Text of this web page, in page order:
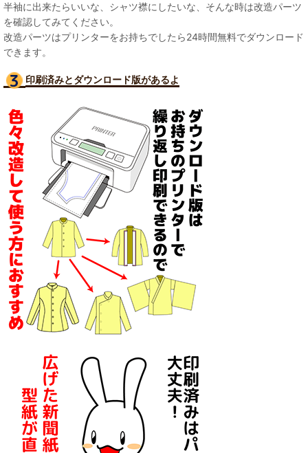
半袖に出来たらいいな、シャツ襟にしたいな、そんな時は改造パーツ
を確認してみてください。
改造パーツはプリンターをお持ちでしたら24時間無料でダウンロード
できます。
印刷済みとダウンロード版があるよ